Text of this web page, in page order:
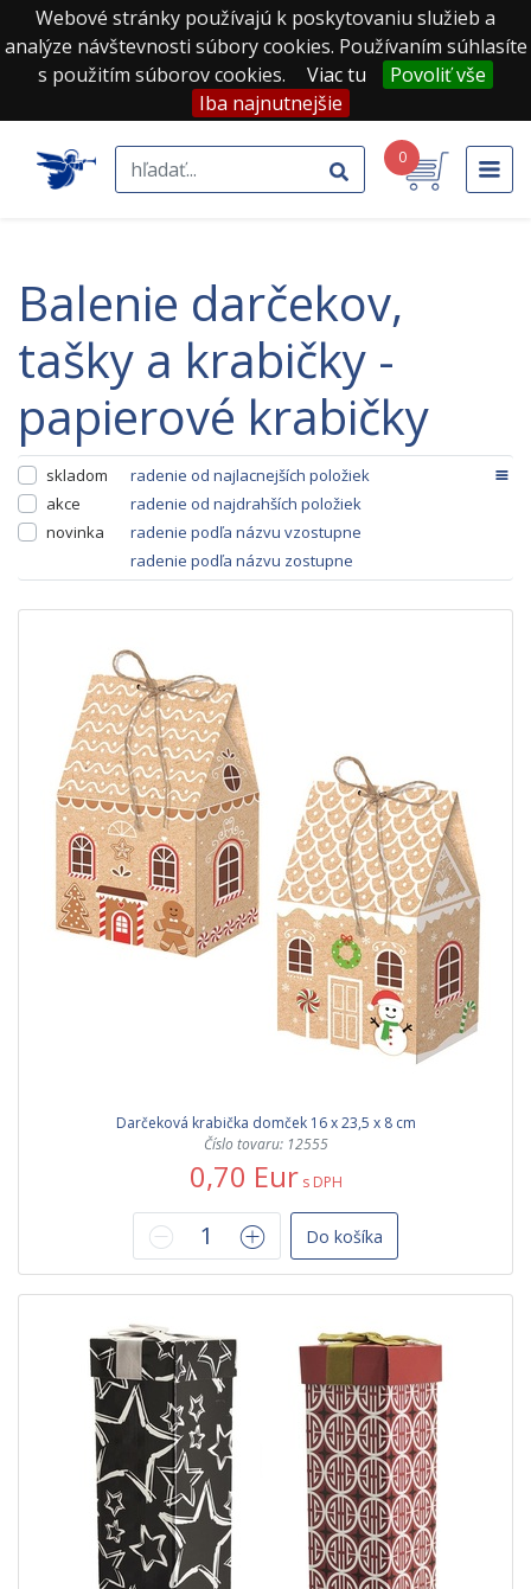
Webové stránky používajú k poskytovaniu služieb a
analýze návštevnosti súbory cookies. Používaním súhlasíte
s použitím súborov cookies.
Viac tu
Povoliť vše
Iba najnutnejšie
0
balenie darčekov,
tašky a krabičky -
papierové krabičky
skladom
akce
novinka
radenie od najlacnejších položiek
radenie od najdrahších položiek
radenie podľa názvu vzostupne
radenie podľa názvu zostupne
Darčeková krabička domček 16 x 23,5 x 8 cm
Číslo tovaru: 12555
0,70 Eur s DPH
Do košíka